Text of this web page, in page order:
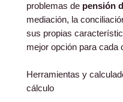
problemas de pensión
mediación, la
sus propias
mejor opción para cada
Herramientas y
cálculo